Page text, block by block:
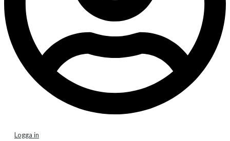
Logga in